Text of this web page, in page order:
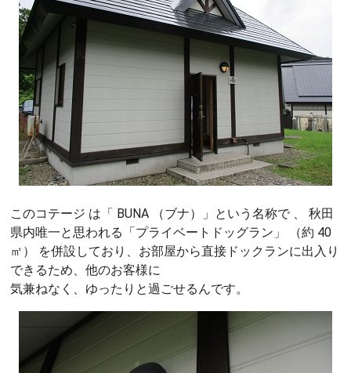
このコテージ は「 BUNA （ブナ）」という名称で 、 秋田
県内唯一と思われる「プライベートドッグラン」 （約 40
㎡） を併設しており、お部屋から直接ドックランに出入り
できるため、他のお客様に
気兼ねなく、ゆったりと過ごせるんです。